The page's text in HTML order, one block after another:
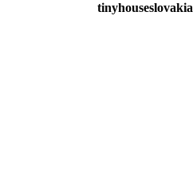
tinyhouseslovakia